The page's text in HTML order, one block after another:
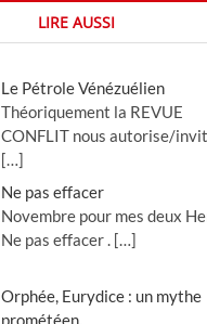
LIRE AUSSI
Le Pétrole Vénézuélien
Théoriquement la REVUE
CONFLIT nous autorise/
[…]
Ne pas effacer
Novembre pour mes deux
Ne pas effacer . […]
Orphée, Eurydice : un mythe
prométéen.